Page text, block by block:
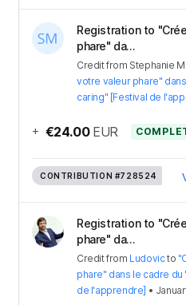
Registration to
phare" da...
Creditfrom Stephanie
votre valeur phare"
caring" [Festival de
+ €24.00 EUR
CONTRIBUTION #728524
Registration to
phare" da...
Creditfrom Ludovicto
phare" dans le cadre du
de l'apprendre] •